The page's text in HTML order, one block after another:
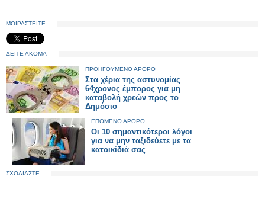
ΜΟΙΡΑΣΤΕΙΤΕ
ΔΕΙΤΕ ΑΚΟΜΑ
ΠΡΟΗΓΟΥΜΕΝΟ ΑΡΘΡΟ
Στα χέρια της αστυνομίας
64χρονος έμπορος για μη
καταβολή χρεών προς το
Δημόσιο
ΕΠΟΜΕΝΟ ΑΡΘΡΟ
Οι 10 σημαντικότεροι λόγοι
για να μην ταξιδεύετε με τα
κατοικίδιά σας
ΣΧΟΛΙΑΣΤΕ